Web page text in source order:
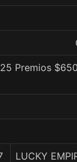
Premios
LUCKY